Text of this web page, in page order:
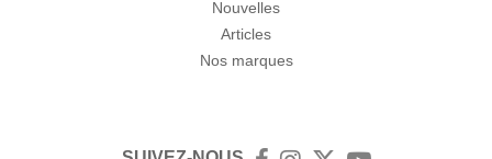
Nouvelles
Articles
Nos marques